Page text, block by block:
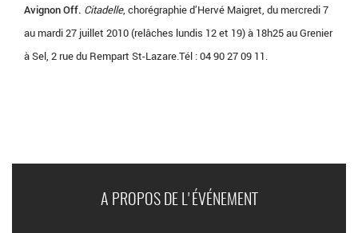
Avignon Off. Citadelle, chorégraphie d’Hervé Maigret, du mercredi 7
au mardi 27 juillet 2010 (relâches lundis 12 et 19) à 18h25 au Grenier
à Sel, 2 rue du Rempart St-Lazare.Tél : 04 90 27 09 11.
A PROPOS DE L'ÉVÉNEMENT